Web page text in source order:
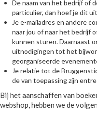
De naam van het bedrijf of
particulier, dan hoef je dit
Je e-mailadres en andere
naar jou of naar het bedrijf
kunnen sturen. Daarnaast
uitnodigingen tot het
georganiseerde
Je relatie tot de
de van toepassing zijn
Bij het aanschaffen van
webshop, hebben we de